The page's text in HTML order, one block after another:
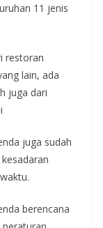
11 jenis
restoran
lain, ada
juga dari
juga sudah
berencana